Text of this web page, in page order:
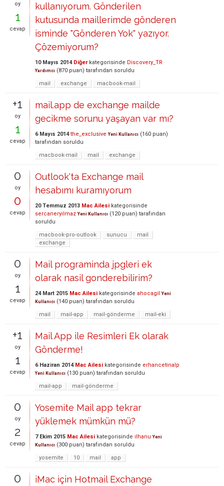
oy
1
cevap
kullanıyorum. Gönderilen
kutusunda maillerimde gönderen
isminde "Gönderen Yok" yazıyor.
Çözemiyorum?
10 Mayıs 2014 Diğerkategorisinde Discovery_TR
Yardımcı (870 puan) tarafından soruldu
mail
exchange macbook-mail
+1
oy
1
cevap
mail.app de exchange mailde
gecikme sorunu yaşayan var mı?
6 Mayıs 2014 the_exclusive Yeni Kullanıcı (160 puan)
tarafından soruldu
macbook-mail
mail exchange
0
oy
0
cevap
Outlook'ta Exchange mail
hesabımı kuramıyorum
20 Temmuz 2013 Mac Ailesi kategorisinde
sercaneryilmaz Yeni Kullanıcı (120 puan) tarafından
soruldu
macbook-pro-outlook
sunucu
mail
exchange
0
oy
1
cevap
Mail programinda jpgleri ek
olarak nasil gonderebilirim?
24 Mart 2015 Mac Ailesi kategorisinde ahocagil Yeni
Kullanıcı (140 puan) tarafından soruldu
mail
mail-app mail-gönderme mail-eki
+1
oy
1
cevap
Mail App ile Resimleri Ek olarak
Gönderme!
6 Haziran 2014 Mac Ailesi kategorisinde erhancetinalp
Yeni Kullanıcı (130 puan) tarafından soruldu
mail-app
mail-gönderme
0
oy
2
cevap
Yosemite Mail app tekrar
yüklemek mümkün mü?
7 Ekim 2015 Mac Ailesi kategorisinde ilhanu Yeni
Kullanıcı (300 puan) tarafından soruldu
yosemite
10 mail app
0
iMac için Hotmail Exchange